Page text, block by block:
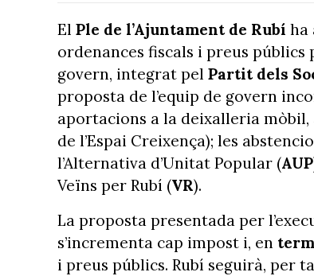
El Ple de l’Ajuntament de Rubí ha
ordenances fiscals i preus públics
govern, integrat pel Partit dels
proposta de l’equip de govern
aportacions a la deixalleria
de l’Espai Creixença); les
l’Alternativa d’Unitat Popular (AUP
Veïns per Rubí (VR).
La proposta presentada per
s’incrementa cap impost i, en
i preus públics. Rubí seguirà, per